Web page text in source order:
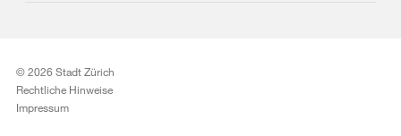
© 2026 Stadt Zürich
Rechtliche Hinweise
Impressum